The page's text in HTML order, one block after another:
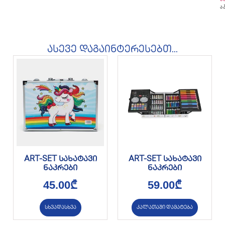
ასევე დაგაინტერესებთ...
ART-SET სახატავი
ნაკრები
45.00₾
სხვადასხვა
ART-SET სახატავი
ნაკრები
59.00₾
კალათაში დამატება